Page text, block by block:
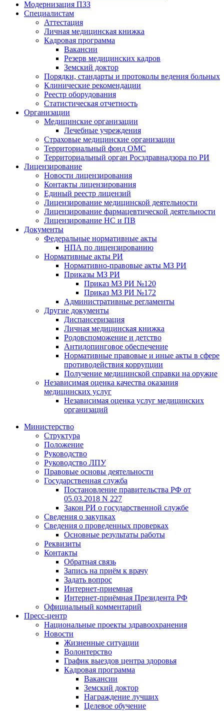
Модернизация ПЗЗ
Специалистам
Аттестация
Личная медицинская книжка
Кадровая программа
Вакансии
Резерв медицинских кадров
Земский доктор
Порядки, стандарты и протоколы ведения больных
Клинические рекомендации
Реестр оборудования
Статистическая отчетность
Организации
Медицинские организации
Лечебные учреждения
Страховые медицинские организации
Территориальный фонд ОМС
Территориальный орган Росздравнадзора по РИ
Лицензирование
Новости лицензирования
Контакты лицензирования
Единый реестр лицензий
Лицензирование медицинской деятельности
Лицензирование фармацевтической деятельности
Лицензирование НС и ПВ
Документы
Федеральные нормативные акты
НПА по лицензированию
Нормативные акты РИ
Нормативно-правовые акты МЗ РИ
Приказы МЗ РИ
Приказ МЗ РИ №120
Приказ МЗ РИ №172
Административные регламенты
Другие документы
Диспансеризация
Личная медицинская книжка
Родовспоможение и детство
Антидопинговое обеспечение
Нормативные правовые и иные акты в сфере
противодействия коррупции
Получение медицинской справки на оружие
Независимая оценка качества оказания
медицинских услуг
Независимая оценка услуг медицинскиx
организаций
Министерство
Структура
Положение
Руководство
Руководство ЛПУ
Правовые основы деятельности
Государственная служба
Постановление правительства РФ от
05.03.2018 N 227
Закон РИ о государственной службе
Сведения о закупках
Сведения о проведенных проверках
Основные результаты работы
Реквизиты
Контакты
Обратная связь
Запись на приём к врачу
Задать вопрос
Интернет-приемная
Интернет-приёмная Президента РФ
Официальный комментарий
Пресс-центр
Национальные проекты здравоохранения
Новости
Жизненные ситуации
Волонтерство
График выездов центра здоровья
Кадровая программа
Вакансии
Земский доктор
Награждение лучших
Целевое обучение